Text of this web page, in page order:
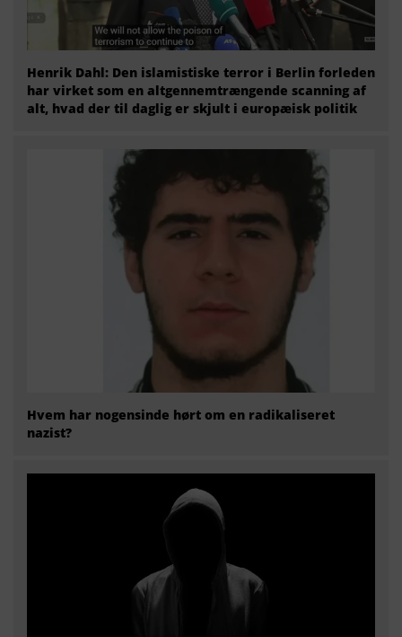
Henrik Dahl: Den islamistiske terror i Berlin forleden
har virket som en altgennemtrængende scanning af
alt, hvad der til daglig er skjult i europæisk politik
Hvem har nogensinde hørt om en radikaliseret
nazist?